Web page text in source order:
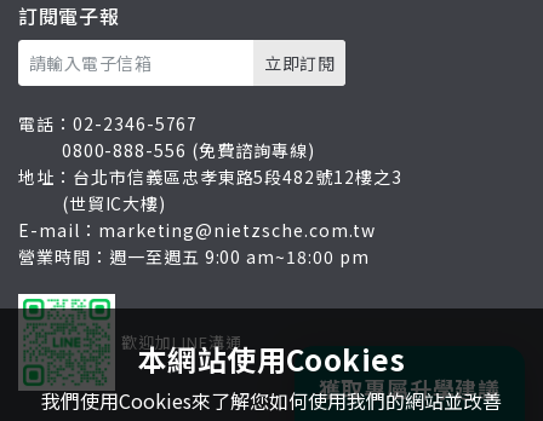
訂閱電子報
電話： 02-2346-5767
0800-888-556 (免費諮詢專線)
地址： 台北市信義區忠孝東路5段482號12樓之3
(世貿IC大樓)
E-mail： marketing@nietzsche.com.tw
營業時間：週一至週五 9:00 am~18:00 pm
歡迎加LINE溝通
獲取專屬升學建議
本網站使用Cookies
我們使用Cookies來了解您如何使用我們的網站並改善